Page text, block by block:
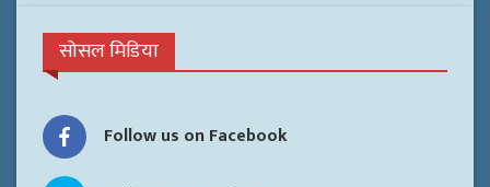
सोसल मिडिया
Follow us on Facebook